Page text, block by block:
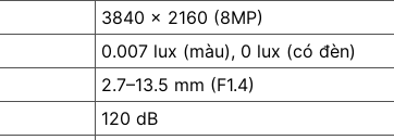
3840 × 2160 (8MP)
0.007 lux (màu), 0 lux (có đèn)
2.7–13.5 mm (F1.4)
120 dB